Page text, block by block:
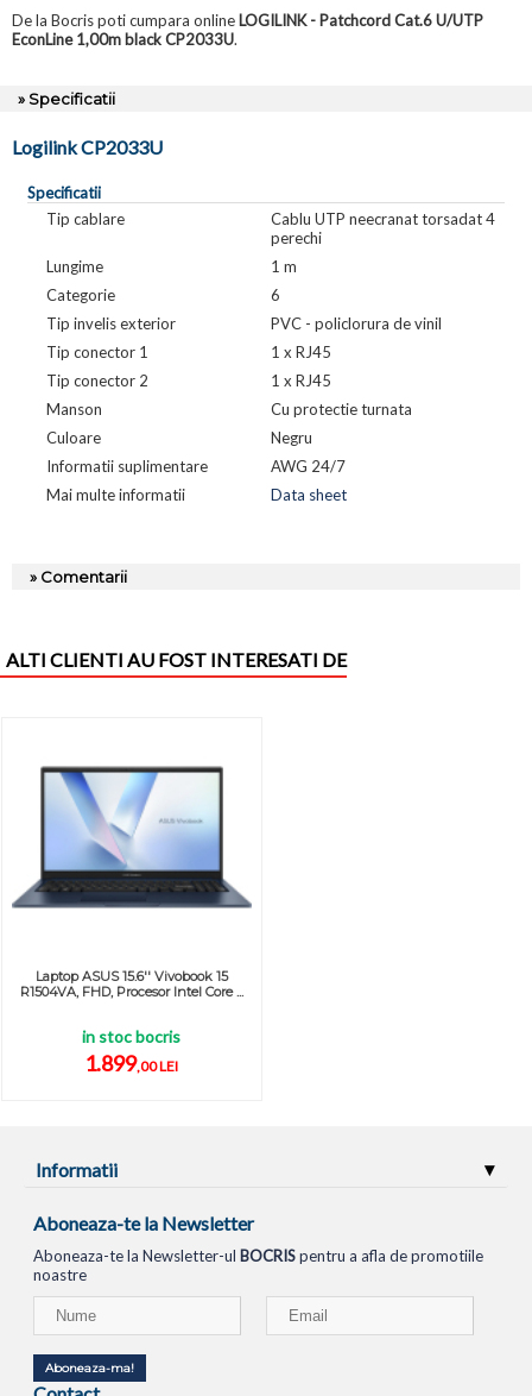
De la Bocris poti cumpara online LOGILINK - Patchcord Cat.6 U/UTP
EconLine 1,00m black CP2033U.
» Specificatii
Logilink CP2033U
Specificatii
Tip cablare
Cablu UTP neecranat torsadat 4
perechi
Lungime
1 m
Categorie
6
Tip invelis exterior
PVC - policlorura de vinil
Tip conector 1
1 x RJ45
Tip conector 2
1 x RJ45
Manson
Cu protectie turnata
Culoare
Negru
Informatii suplimentare
AWG 24/7
Mai multe informatii
Data sheet
» Comentarii
ALTI CLIENTI AU FOST INTERESATI DE
Laptop ASUS 15.6'' Vivobook 15
R1504VA, FHD, Procesor Intel Core ...
in stoc bocris
1.899,00 LEI
Informatii
Aboneaza-te la Newsletter
Aboneaza-te la Newsletter-ul BOCRISpentru a afla de promotiile
noastre
Aboneaza-ma!